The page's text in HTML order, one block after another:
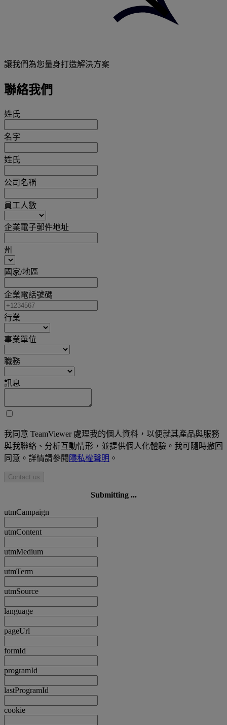
讓我們為您量身打造解決方案
聯絡我們
姓氏
名字
姓氏
公司名稱
員工人數
企業電子郵件地址
州
國家/地區
企業電話號碼
行業
事業單位
職務
訊息
我同意 TeamViewer 處理我的個人資料，以便就其產品與服務
與我聯絡、分析互動情形，並提供個人化體驗。我可隨時撤回
同意。詳情請參閱 隱私權聲明 。
Contact us
Submitting ...
utmCampaign
utmContent
utmMedium
utmTerm
utmSource
language
pageUrl
formId
programId
lastProgramId
cookie